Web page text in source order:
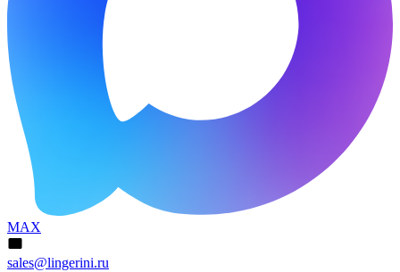
MAX
sales@lingerini.ru